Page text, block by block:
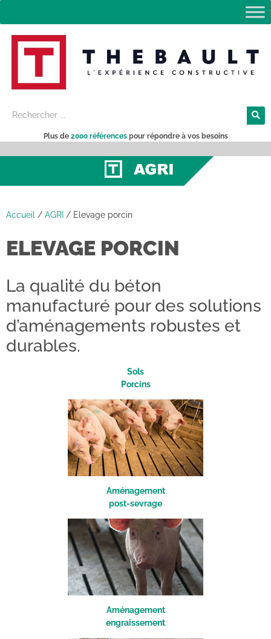
Plus de 2000 référencespour répondre à vos besoins
Accueil / AGRI / Elevage porcin
ELEVAGE PORCIN
La qualité du béton
manufacturé pour des solutions
d’aménagements robustes et
durables.
Sols
Porcins
Aménagement
post-sevrage
Aménagement
engraissement